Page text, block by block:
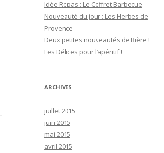
h
e
r
Idée Repas : Le Coffret Barbecue
Nouveauté du jour : Les Herbes de
Provence
Deux petites nouveautés de Bière !
Les Délices pour l’apéritif !
ARCHIVES
juillet 2015
juin 2015
mai 2015
avril 2015